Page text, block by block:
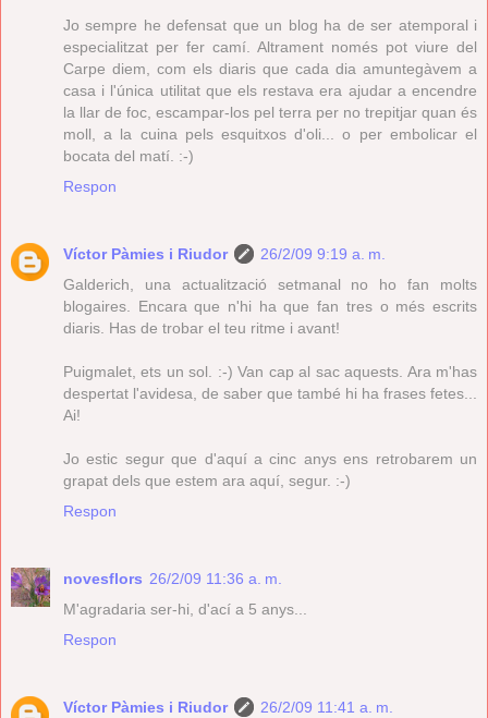
Jo sempre he defensat que un blog ha de ser atemporal i
especialitzat per fer camí. Altrament només pot viure del
Carpe diem, com els diaris que cada dia amuntegàvem a
casa i l'única utilitat que els restava era ajudar a encendre
la llar de foc, escampar-los pel terra per no trepitjar quan és
moll, a la cuina pels esquitxos d'oli... o per embolicar el
bocata del matí. :-)
Respon
Víctor Pàmies i Riudor
26/2/09 9:19 a. m.
Galderich, una actualització setmanal no ho fan molts
blogaires. Encara que n'hi ha que fan tres o més escrits
diaris. Has de trobar el teu ritme i avant!
Puigmalet, ets un sol. :-) Van cap al sac aquests. Ara m'has
despertat l'avidesa, de saber que també hi ha frases fetes...
Ai!
Jo estic segur que d'aquí a cinc anys ens retrobarem un
grapat dels que estem ara aquí, segur. :-)
Respon
novesflors 26/2/09 11:36 a. m.
M'agradaria ser-hi, d'ací a 5 anys...
Respon
Víctor Pàmies i Riudor
26/2/09 11:41 a. m.